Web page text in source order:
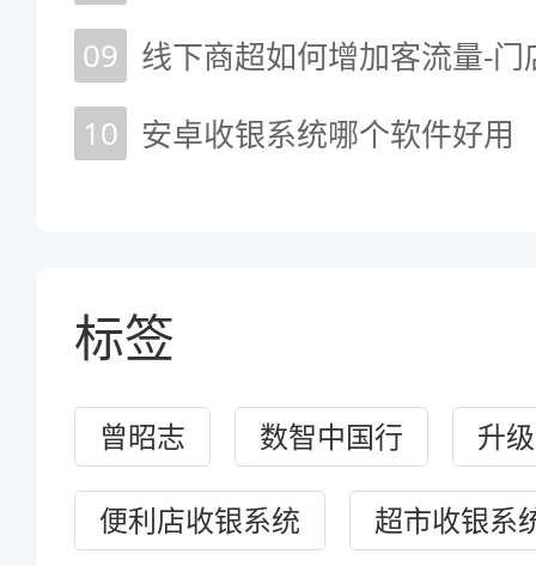
09 线下商超如何增加客流量-
10 安卓收银系统哪个软件好用
标签
曾昭志 数智中国行 升
便利店收银系统 超市收银系